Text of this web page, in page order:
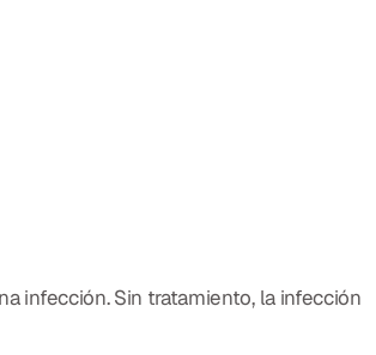
infección. Sin tratamiento, la infección